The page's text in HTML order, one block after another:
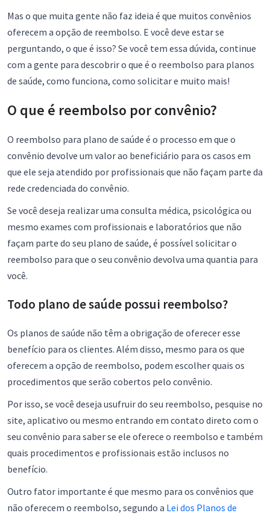
Mas o que muita gente não faz ideia é que muitos convênios
oferecem a opção de reembolso. E você deve estar se
perguntando, o que é isso? Se você tem essa dúvida, continue
com a gente para descobrir o que é o reembolso para planos
de saúde, como funciona, como solicitar e muito mais!
O que é reembolso por convênio?
O reembolso para plano de saúde é o processo em que o
convênio devolve um valor ao beneficiário para os casos em
que ele seja atendido por profissionais que não façam parte da
rede credenciada do convênio.
Se você deseja realizar uma consulta médica, psicológica ou
mesmo exames com profissionais e laboratórios que não
façam parte do seu plano de saúde, é possível solicitar o
reembolso para que o seu convênio devolva uma quantia para
você.
Todo plano de saúde possui reembolso?
Os planos de saúde não têm a obrigação de oferecer esse
benefício para os clientes. Além disso, mesmo para os que
oferecem a opção de reembolso, podem escolher quais os
procedimentos que serão cobertos pelo convênio.
Por isso, se você deseja usufruir do seu reembolso, pesquise no
site, aplicativo ou mesmo entrando em contato direto com o
seu convênio para saber se ele oferece o reembolso e também
quais procedimentos e profissionais estão inclusos no
benefício.
Outro fator importante é que mesmo para os convênios que
não oferecem o reembolso, segundo a Lei dos Planos de